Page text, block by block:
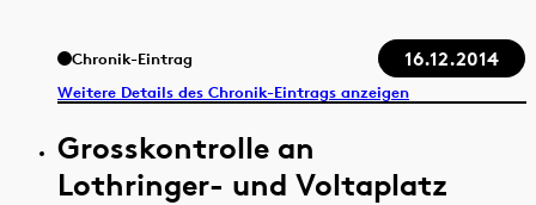
Chronik-Eintrag 16.12.2014
Weitere Details des Chronik-Eintrags anzeigen
Grosskontrolle an
Lothringer- und Voltaplatz